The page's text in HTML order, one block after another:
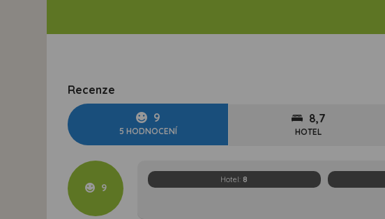
Recenze
9
5 HODNOCENÍ
8,7
HOTEL
9
Hotel: 8